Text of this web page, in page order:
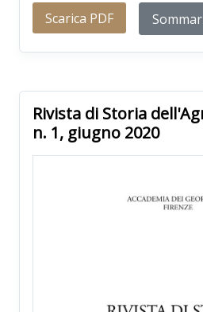
Scarica PDF
Rivista di Storia
n. 1, giugno 2020